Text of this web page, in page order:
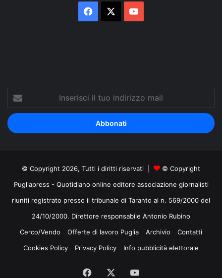
Facebook
tuo
indirizzo
mail
© Copyright 2026, Tutti i diritti riservati |
© Copyright
Pugliapress - Quotidiano online editore associazione giornalisti
riuniti registrato presso il tribunale di Taranto al n. 569/2000 del
24/10/2000. Direttore responsabile Antonio Rubino
Cerco/Vendo
Offerte di lavoro Puglia Archivio
Contatti
Cookies Policy
Privacy Policy Info pubblicità elettorale
Facebook